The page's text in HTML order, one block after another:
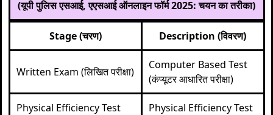
(यूपी पुलिस एसआई, एएसआई ऑनलाइन फॉर्म 2025: चयन का तरीका)
Stage (चरण) Description (विवरण)
Written Exam (लिखित परीक्षा)
Computer Based Test
(कंप्यूटर आधारित परीक्षा)
Physical Efficiency Test
Physical Efficiency Test